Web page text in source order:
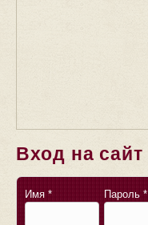
Вход на сайт
Имя * Пароль *